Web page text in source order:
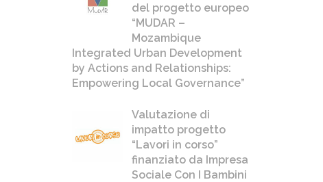
del progetto europeo
“MUDAR –
Mozambique
Integrated Urban Development
by Actions and Relationships:
Empowering Local Governance”
Valutazione di
impatto progetto
“Lavori in corso”
finanziato da Impresa
Sociale Con I Bambini